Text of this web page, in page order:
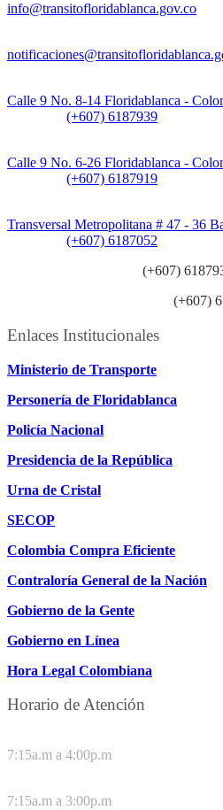
info@transitofloridablanca.gov.co
Calle 9 No. 8-14 Floridablanca -
(+607) 6187939
Calle 9 No. 6-26 Floridablanca -
(+607) 6187919
Transversal Metropolitana # 47 - 36
(+607) 6187052
(+607)
(+607)
Enlaces Institucionales
Ministerio de Transporte
Personería de Floridablanca
Policía Nacional
Presidencia de la República
Urna de Cristal
SECOP
Colombia Compra Eficiente
Contraloría General de la Nación
Gobierno de la Gente
Gobierno en Línea
Hora Legal Colombiana
Horario de Atención
7:15a.m a 4:00p.m
7:15a.m a 3:00p.m